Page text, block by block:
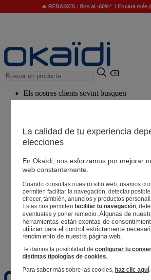
🔥 REBAIXES : fins al -60%* ! Encara més
Els nostres clients sovint busquen
El nostre consell
Productes suggerits
Botigues
La teva informació
Segueix una comanda
Cistella
Favorits
La calidad de tu experiencia
elecciones
En Okaïdi, nos esforzamos por mejorar
web constantemente.
Cuando consultas nuestro sitio web, usamos
permiten facilitar la navegación, detectar
ofrecer, también, anuncios y productos
Estas nos permiten facilitar tu navegación,
eventuales y poner remedio. Algunas de
herramientas están exentas de
utilizan para el control estrictamente
rendimiento de nuestra página web.
Te damos la posibilidad de configurar tu
distintas tipologías de cookies.
Para saber más sobre las cookies, haz clic aquí.